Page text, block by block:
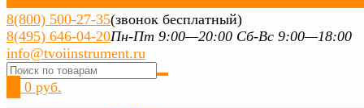
8(800) 500-27-35(звонок бесплатный)
8(495) 646-04-20Пн-Пт 9:00—20:00 Сб-Вс 9:00—18:00
info@tvoiinstrument.ru
0 руб.